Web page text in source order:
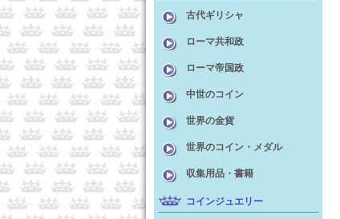
古代ギリシャ
ローマ共和政
ローマ帝国政
中世のコイン
世界の金貨
世界のコイン・メダル
収集用品・書籍
コインジュエリー